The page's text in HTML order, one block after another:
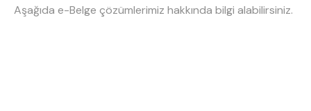
Aşağıda e-Belge çözümlerimiz hakkında bilgi alabilirsiniz.